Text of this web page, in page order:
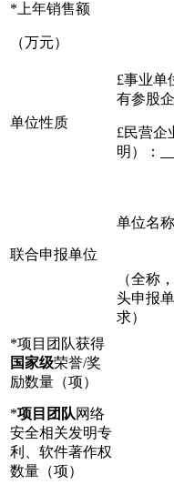
*上年销售额
（万元）
单位性质
£事业单
有参股
£民营企
明）：
联合申报单位
单位名称
（全称
头申报
求）
*项目团队获得
国家级荣誉/奖
励数量（项）
*项目团队网络
安全相关发明专
利、软件著作权
数量（项）